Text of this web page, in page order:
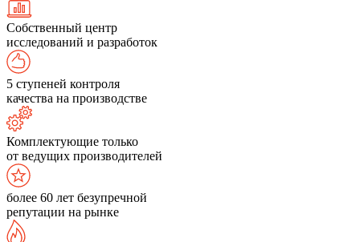
Собственный центр
исследований и разработок
5 ступеней контроля
качества на производстве
Комплектующие только
от ведущих производителей
более 60 лет безупречной
репутации на рынке